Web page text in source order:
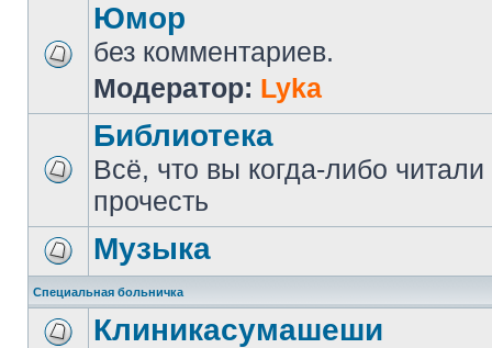
Юмор
без комментариев.
Модератор: Lyka
Библиотека
Всё, что вы когда-либо
прочесть
Музыка
Специальная больничка
Клиникасумашеши